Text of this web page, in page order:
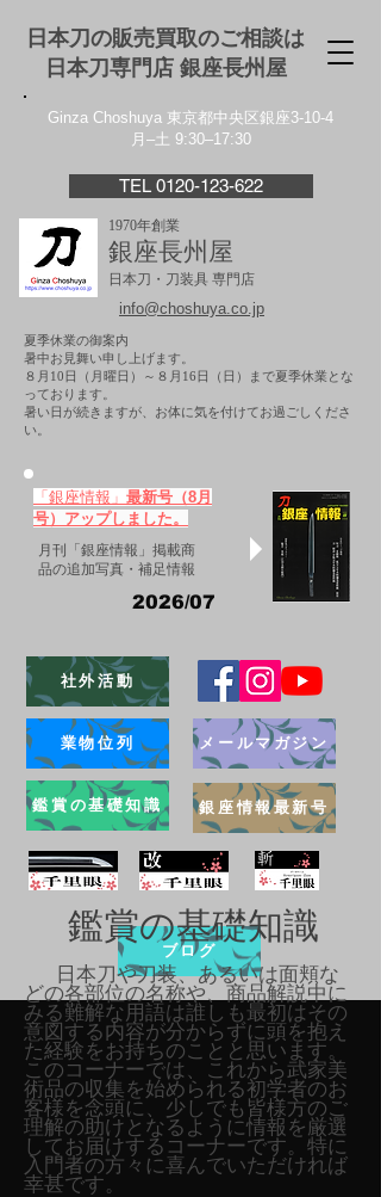
日本刀の販売買取のご相談は
日本刀専門店 銀座⻑州屋
Ginza Choshuya 東京都中央区銀座3-10-4
月–土 9:30–17:30
TEL 0120-123-622
1970年創業
銀座長州屋
日本刀・刀装具 専門店
info@choshuya.co.jp
夏季休業の御案内
暑中お見舞い申し上げます。
８月10日（月曜日）～８月16日（日）まで夏季休業とな
っております。
​暑い日が続きますが、お体に気を付けてお過ごしくださ
い。
「銀座情報」 最新号（8月
号）アップしました。
月刊「銀座情報」掲載商
品の追加写真・補足情報
2026/07
社外活動
業物位列
鑑賞の基礎知識
メールマガジン
銀座情報最新号
ブログ
鑑賞の基礎知識
日本刀や刀装、あるいは面頬な
どの各部位の名称や、商品解説中に
みる難解な用語は誰しも最初はその
意図する内容が分からずに頭を抱え
た経験をお持ちのことと思います。
このコーナーでは、これから武家美
術品の収集を始められる初学者のお
客様を念頭に、少しでも皆様方のご
理解の助けとなるように情報を厳選
してお届けするコーナーです。特に
入門者の方々に喜んでいただければ
幸甚です。